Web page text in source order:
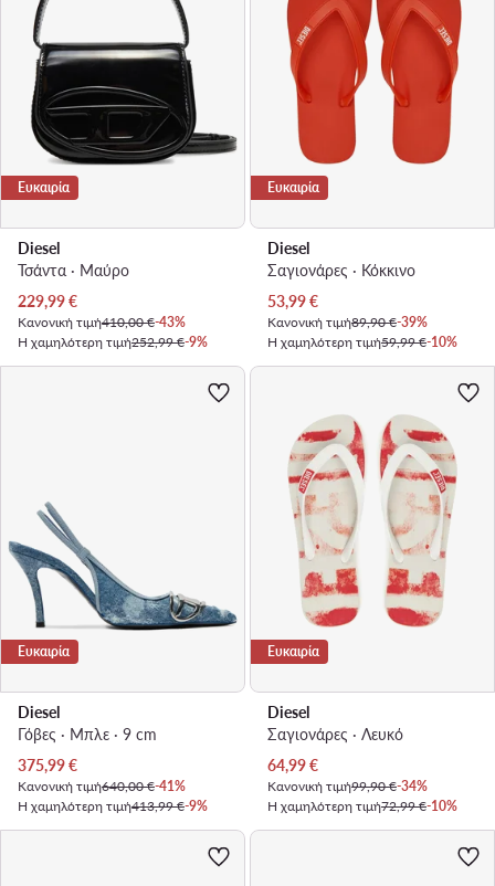
Ευκαιρία
Diesel
Τσάντα · Μαύρο
Τρέχουσα τιμή
229,99€
Κανονική τιμή410,00 €-43%
Η χαμηλότερη τιμή252,99 €-9%
Ευκαιρία
Diesel
Σαγιονάρες · Κόκκινο
Τρέχουσα τιμή
53,99€
Κανονική τιμή89,90 €-39%
Η χαμηλότερη τιμή59,99 €-10%
Ευκαιρία
Diesel
Γόβες · Μπλε · 9 cm
Τρέχουσα τιμή
375,99€
Κανονική τιμή640,00 €-41%
Η χαμηλότερη τιμή413,99 €-9%
Ευκαιρία
Diesel
Σαγιονάρες · Λευκό
Τρέχουσα τιμή
64,99€
Κανονική τιμή99,90 €-34%
Η χαμηλότερη τιμή72,99 €-10%